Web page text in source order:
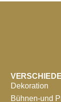
Dekoration
Bühnen-und